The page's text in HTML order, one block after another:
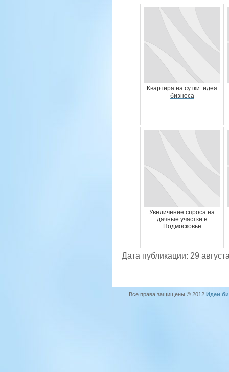
Квартира на сутки: идея
бизнеса
Увеличение спроса на
дачные участки в
Подмосковье
Дата публикации: 29
Все права защищены © 2012 Идеи